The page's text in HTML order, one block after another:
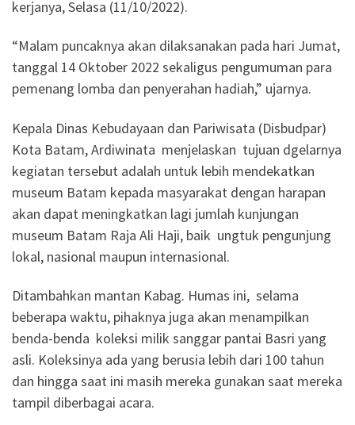
kerjanya, Selasa (11/10/2022).
“Malam puncaknya akan dilaksanakan pada hari Jumat,
tanggal 14 Oktober 2022 sekaligus pengumuman para
pemenang lomba dan penyerahan hadiah,” ujarnya.
Kepala Dinas Kebudayaan dan Pariwisata (Disbudpar)
Kota Batam, Ardiwinata menjelaskan tujuan dgelarnya
kegiatan tersebut adalah untuk lebih mendekatkan
museum Batam kepada masyarakat dengan harapan
akan dapat meningkatkan lagi jumlah kunjungan
museum Batam Raja Ali Haji, baik ungtuk pengunjung
lokal, nasional maupun internasional.
Ditambahkan mantan Kabag. Humas ini, selama
beberapa waktu, pihaknya juga akan menampilkan
benda-benda koleksi milik sanggar pantai Basri yang
asli. Koleksinya ada yang berusia lebih dari 100 tahun
dan hingga saat ini masih mereka gunakan saat mereka
tampil diberbagai acara.